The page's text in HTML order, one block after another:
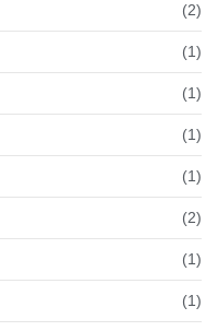
(2)
(1)
(1)
(1)
(1)
(2)
(1)
(1)